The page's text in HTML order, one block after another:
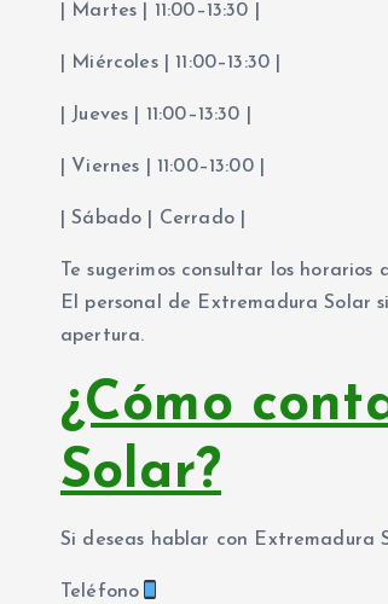
| Martes | 11:00–13:30 |
| Miércoles | 11:00–13:30 |
| Jueves | 11:00–13:30 |
| Viernes | 11:00–13:00 |
| Sábado | Cerrado |
Te sugerimos consultar los
El personal de Extremadura Solar
apertura.
¿Cómo
Solar?
Si deseas hablar con Extremadura
Teléfono